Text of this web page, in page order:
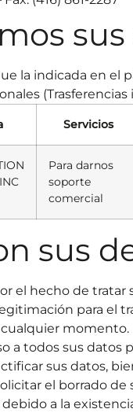
la indicada en el
Servicios
Para darnos
soporte
comercial
sus
el hecho de
para el
momento.
a todos sus datos
sus datos,
el borrado de
a la